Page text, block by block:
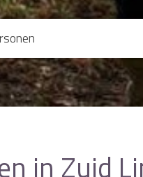
in Zuid